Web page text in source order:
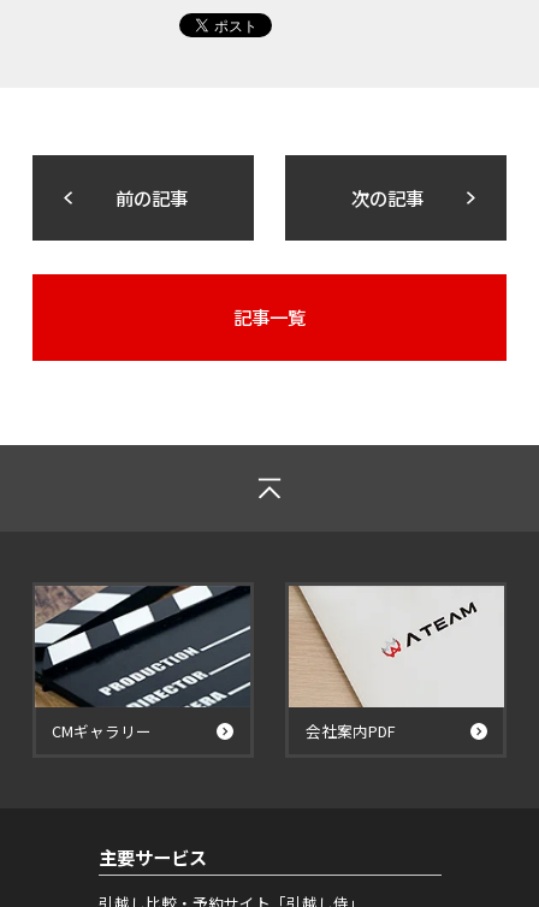
前の記事 次の記事
記事一覧
CMギャラリー 会社案内PDF
主要サービス
引越し比較・予約サイト「引越し侍」